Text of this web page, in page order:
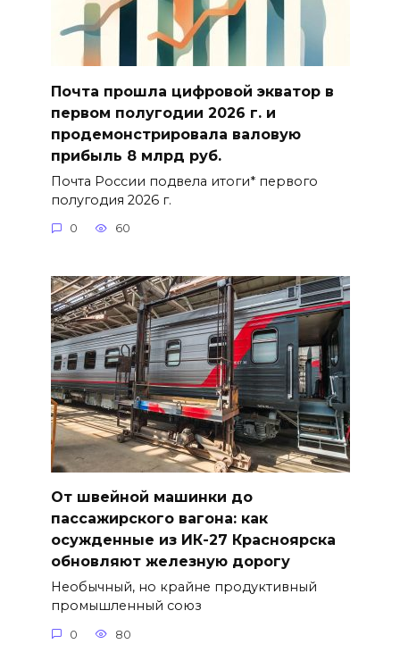
Почта прошла цифровой экватор в
первом полугодии 2026 г. и
продемонстрировала валовую
прибыль 8 млрд руб.
Почта России подвела итоги* первого
полугодия 2026 г.
0 60
От швейной машинки до
пассажирского вагона: как
осужденные из ИК-27 Красноярска
обновляют железную дорогу
Необычный, но крайне продуктивный
промышленный союз
0 80